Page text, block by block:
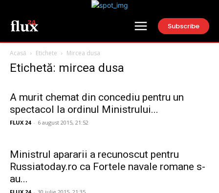
Subscribe
Acasă Etichete Mircea dusa
Etichetă: mircea dusa
A murit chemat din concediu pentru un
spectacol la ordinul Ministrului...
FLUX 24 - 6 august 2015, 21:52
Ministrul apararii a recunoscut pentru
Russiatoday.ro ca Fortele navale romane s-
au...